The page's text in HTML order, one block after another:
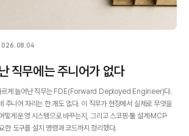
직무에는 주니어가 없다
르게 늘어난 직무는 FDE(Forward Deployed Engineer)다.
주니어 자리는 한 개도 없다. 이 직무가 현장에서 실제로 무엇을
게 운영 시스템으로 바꾸는지, 그리고 스코핑·툴 설계·MCP·
한 도구를 설치 명령과 코드까지 정리했다.